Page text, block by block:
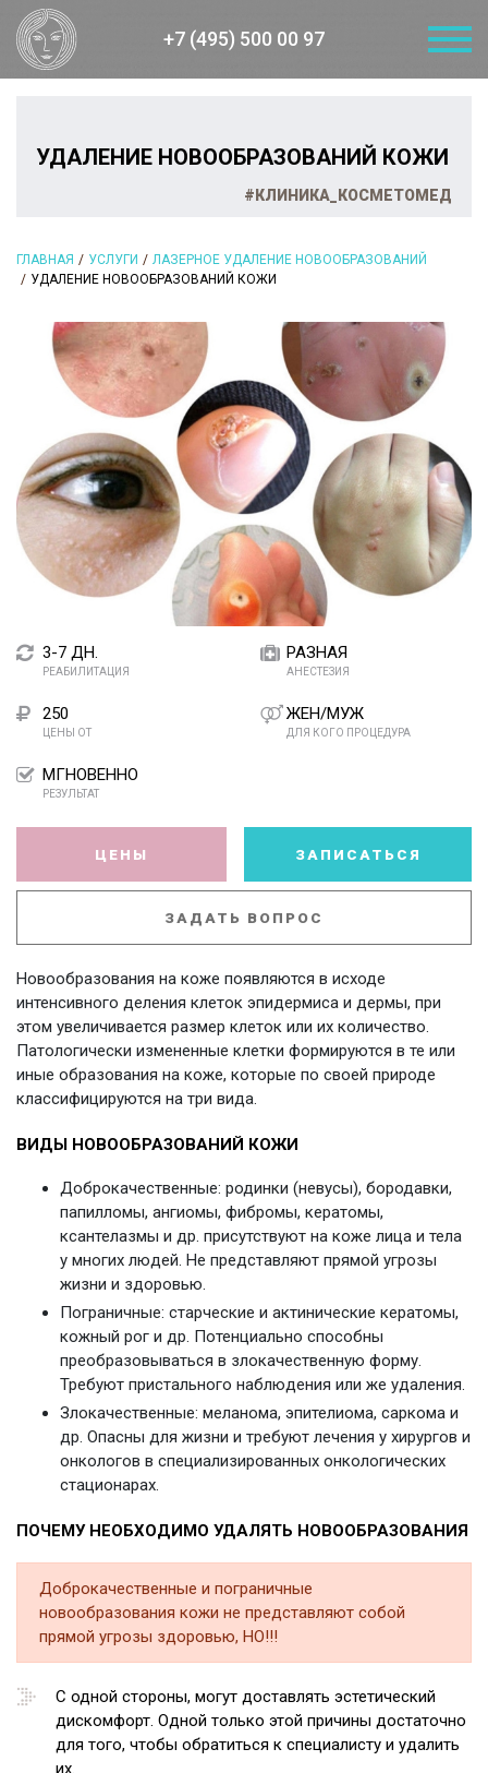
+7 (495) 500 00 97
УДАЛЕНИЕ НОВООБРАЗОВАНИЙ КОЖИ
#КЛИНИКА_КОСМЕТОМЕД
ГЛАВНАЯ УСЛУГИ
ЛАЗЕРНОЕ УДАЛЕНИЕ НОВООБРАЗОВАНИЙ
УДАЛЕНИЕ НОВООБРАЗОВАНИЙ КОЖИ
3-7 ДН.
РЕАБИЛИТАЦИЯ
РАЗНАЯ
АНЕСТЕЗИЯ
250
ЦЕНЫ ОТ
ЖЕН/МУЖ
ДЛЯ КОГО ПРОЦЕДУРА
МГНОВЕННО
РЕЗУЛЬТАТ
ЦЕНЫ ЗАПИСАТЬСЯ
ЗАДАТЬ ВОПРОС
Новообразования на коже появляются в исходе
интенсивного деления клеток эпидермиса и дермы, при
этом увеличивается размер клеток или их количество.
Патологически измененные клетки формируются в те или
иные образования на коже, которые по своей природе
классифицируются на три вида.
ВИДЫ НОВООБРАЗОВАНИЙ КОЖИ
Доброкачественные: родинки (невусы), бородавки,
папилломы, ангиомы, фибромы, кератомы,
ксантелазмы и др. присутствуют на коже лица и тела
у многих людей. Не представляют прямой угрозы
жизни и здоровью.
Пограничные: старческие и актинические кератомы,
кожный рог и др. Потенциально способны
преобразовываться в злокачественную форму.
Требуют пристального наблюдения или же удаления.
Злокачественные: меланома, эпителиома, саркома и
др. Опасны для жизни и требуют лечения у хирургов и
онкологов в специализированных онкологических
стационарах.
ПОЧЕМУ НЕОБХОДИМО УДАЛЯТЬ НОВООБРАЗОВАНИЯ
Доброкачественные и пограничные
новообразования кожи не представляют собой
прямой угрозы здоровью, НО!!!
С одной стороны, могут доставлять эстетический
дискомфорт. Одной только этой причины достаточно
для того, чтобы обратиться к специалисту и удалить
их.